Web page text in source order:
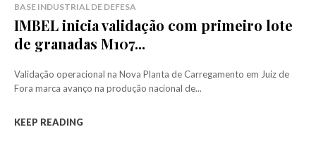
BASE INDUSTRIAL DE DEFESA
IMBEL inicia validação com primeiro lote
de granadas M107...
Validação operacional na Nova Planta de Carregamento em Juiz de
Fora marca avanço na produção nacional de...
KEEP READING